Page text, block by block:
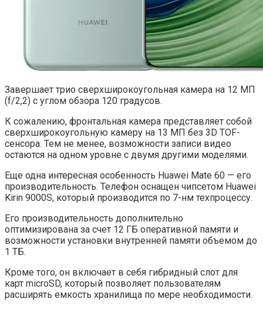
Завершает трио сверхширокоугольная камера на 12 МП
(f/2,2) с углом обзора 120 градусов.
К сожалению, фронтальная камера представляет собой
сверхширокоугольную камеру на 13 МП без 3D TOF-
сенсора. Тем не менее, возможности записи видео
остаются на одном уровне с двумя другими моделями.
Еще одна интересная особенность Huawei Mate 60 — его
производительность. Телефон оснащен чипсетом Huawei
Kirin 9000S, который производится по 7-нм техпроцессу.
Его производительность дополнительно
оптимизирована за счет 12 ГБ оперативной памяти и
возможности установки внутренней памяти объемом до
1 ТБ.
Кроме того, он включает в себя гибридный слот для
карт microSD, который позволяет пользователям
расширять емкость хранилища по мере необходимости.